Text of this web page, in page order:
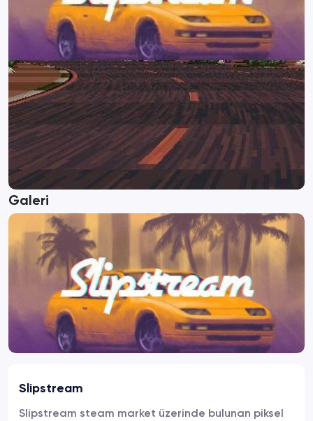
Galeri
Slipstream
Slipstream steam market üzerinde bulunan piksel